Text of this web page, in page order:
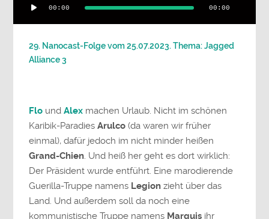
Player
00:00 00:00
29. Nanocast-Folge vom 25.07.2023. Thema: Jagged
Alliance 3
Flo undAlex machen Urlaub. Nicht im schönen
Karibik-ParadiesArulco(da waren wir früher
einmal), dafür jedoch im nicht minder heißen
Grand-Chien. Und heiß her geht es dort wirklich:
Der Präsident wurde entführt. Eine marodierende
Guerilla-Truppe namens Legion zieht über das
Land. Und außerdem soll da noch eine
kommunistische Truppe namens Marquis ihr